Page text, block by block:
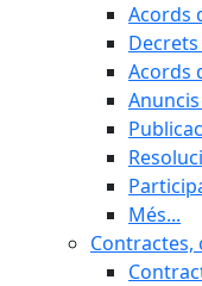
Acords
Acords
Més...
Contractes,